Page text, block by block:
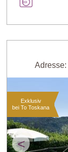
Adresse:
<
Exklusiv
bei To Toskana